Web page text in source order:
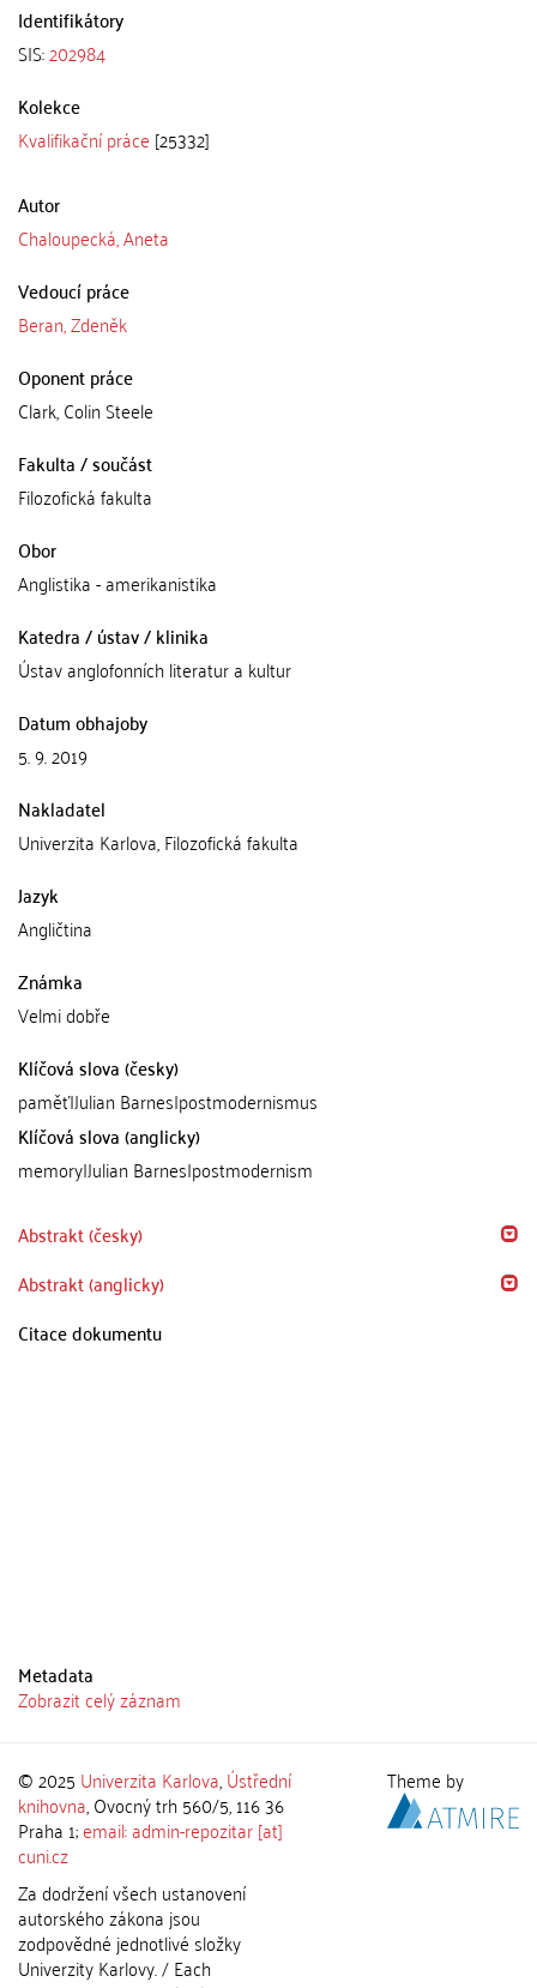
Identifikátory
SIS:202984
Kolekce
Kvalifikační práce [25332]
Autor
Chaloupecká, Aneta
Vedoucí práce
Beran, Zdeněk
Oponent práce
Clark, Colin Steele
Fakulta / součást
Filozofická fakulta
Obor
Anglistika - amerikanistika
Katedra / ústav / klinika
Ústav anglofonních literatur a kultur
Datum obhajoby
5. 9. 2019
Nakladatel
Univerzita Karlova, Filozofická fakulta
Jazyk
Angličtina
Známka
Velmi dobře
Klíčová slova (česky)
paměť|Julian Barnes|postmodernismus
Klíčová slova (anglicky)
memory|Julian Barnes|postmodernism
Abstrakt (česky)
Abstrakt (anglicky)
Citace dokumentu
Metadata
Zobrazit celý záznam
© 2025 Univerzita Karlova,Ústřední
knihovna, Ovocný trh 560/5, 116 36
Praha 1;email: admin-repozitar [at]
cuni.cz
Za dodržení všech ustanovení
autorského zákona jsou
zodpovědné jednotlivé složky
Univerzity Karlovy. / Each
Theme by